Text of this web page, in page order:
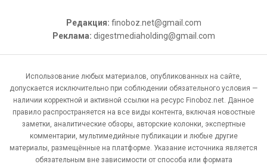
Редакция: finoboz.net@gmail.com
Реклама: digestmediaholding@gmail.com
Использование любых материалов, опубликованных на сайте,
допускается исключительно при соблюдении обязательного условия —
наличии корректной и активной ссылки на ресурс Finoboz.net. Данное
правило распространяется на все виды контента, включая новостные
заметки, аналитические обзоры, авторские колонки, экспертные
комментарии, мультимедийные публикации и любые другие
материалы, размещённые на платформе. Указание источника является
обязательным вне зависимости от способа или формата